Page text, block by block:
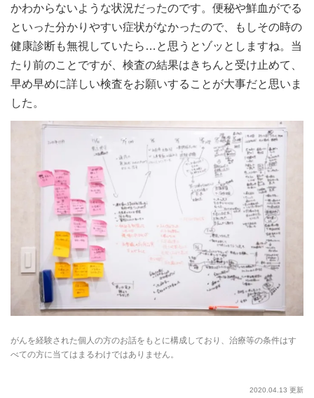
かわからないような状況だったのです。便秘や鮮血がでる
といった分かりやすい症状がなかったので、もしその時の
健康診断も無視していたら…と思うとゾッとしますね。当
たり前のことですが、検査の結果はきちんと受け止めて、
早め早めに詳しい検査をお願いすることが大事だと思いま
した。
がんを経験された個人の方のお話をもとに構成しており、治療等の条件はす
べての方に当てはまるわけではありません。
2020.04.13 更新